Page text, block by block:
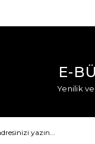
E-
Yenilik ve